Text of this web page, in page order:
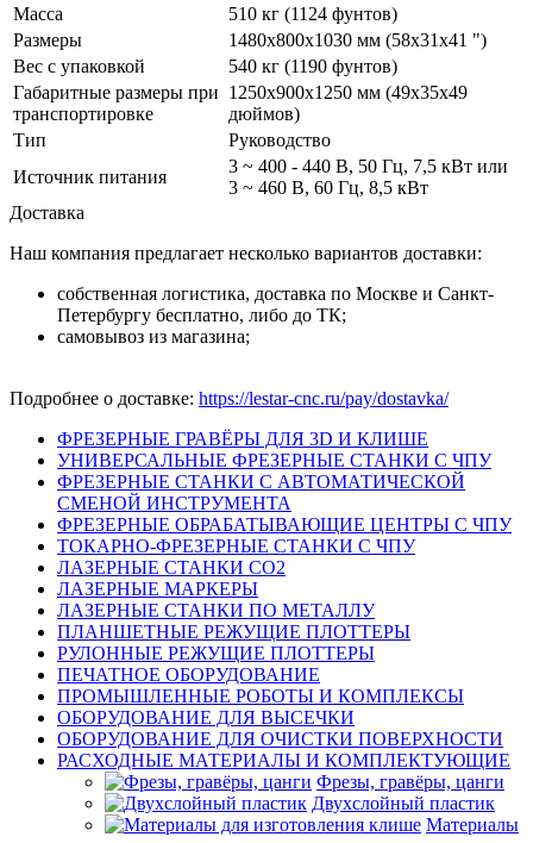
Масса
510 кг (1124 фунтов)
Размеры
1480x800x1030 мм (58x31x41 ")
Вес с упаковкой
540 кг (1190 фунтов)
Габаритные размеры при
транспортировке
1250x900x1250 мм (49x35x49
дюймов)
Тип
Руководство
Источник питания
3 ~ 400 - 440 В, 50 Гц, 7,5 кВт или
3 ~ 460 В, 60 Гц, 8,5 кВт
Доставка
Наш компания предлагает несколько вариантов доставки:
собственная логистика, доставка по Москве и Санкт-
Петербургу бесплатно, либо до ТК;
самовывоз из магазина;
Подробнее о доставке: https://lestar-cnc.ru/pay/dostavka/
ФРЕЗЕРНЫЕ ГРАВЁРЫ ДЛЯ 3D И КЛИШЕ
УНИВЕРСАЛЬНЫЕ ФРЕЗЕРНЫЕ СТАНКИ С ЧПУ
ФРЕЗЕРНЫЕ СТАНКИ С АВТОМАТИЧЕСКОЙ
СМЕНОЙ ИНСТРУМЕНТА
ФРЕЗЕРНЫЕ ОБРАБАТЫВАЮЩИЕ ЦЕНТРЫ С ЧПУ
ТОКАРНО-ФРЕЗЕРНЫЕ СТАНКИ С ЧПУ
ЛАЗЕРНЫЕ СТАНКИ CO2
ЛАЗЕРНЫЕ МАРКЕРЫ
ЛАЗЕРНЫЕ СТАНКИ ПО МЕТАЛЛУ
ПЛАНШЕТНЫЕ РЕЖУЩИЕ ПЛОТТЕРЫ
РУЛОННЫЕ РЕЖУЩИЕ ПЛОТТЕРЫ
ПЕЧАТНОЕ ОБОРУДОВАНИЕ
ПРОМЫШЛЕННЫЕ РОБОТЫ И КОМПЛЕКСЫ
ОБОРУДОВАНИЕ ДЛЯ ВЫСЕЧКИ
ОБОРУДОВАНИЕ ДЛЯ ОЧИСТКИ ПОВЕРХНОСТИ
РАСХОДНЫЕ МАТЕРИАЛЫ И КОМПЛЕКТУЮЩИЕ
Фрезы, гравёры, цанги
Двухслойный пластик
Материалы